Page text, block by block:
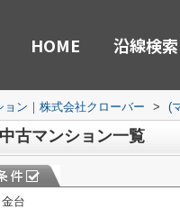
HOME 沿線検索
ン｜株式会社クローバー > (
古マンション一覧
台